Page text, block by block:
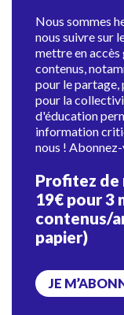
Nous sommes
nous suivre sur
mettre en
contenus,
pour le
pour la
d'éducation
information
nous !
Profitez
19€ pour 3
contenus/
papier)
JE